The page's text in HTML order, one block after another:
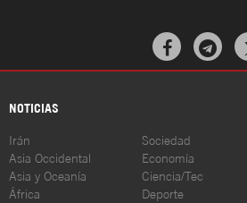
NOTICIAS
Irán
Asia Occidental
Asia y Oceanía
África
Sociedad
Economía
Ciencia/Tec
Deporte